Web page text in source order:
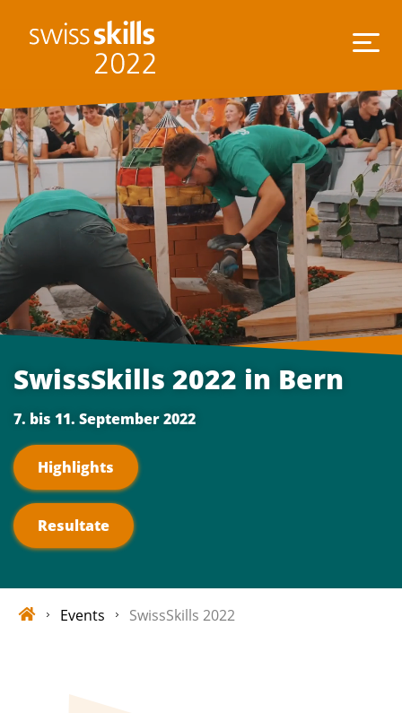
SwissSkills 2022 in Bern
7. bis 11. September 2022
Highlights
Resultate
Events SwissSkills 2022